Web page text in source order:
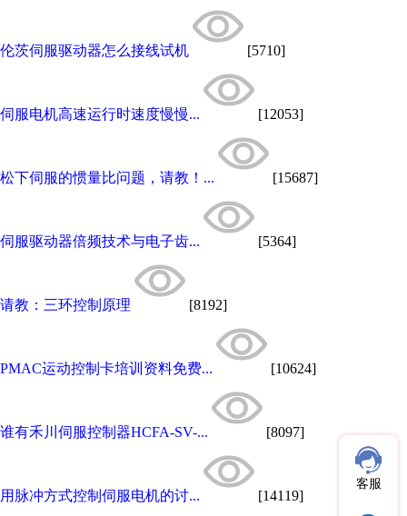
伦茨伺服驱动器怎么接线试机 [5710]
伺服电机高速运行时速度慢慢... [12053]
松下伺服的惯量比问题，请教！... [15687]
伺服驱动器倍频技术与电子齿... [5364]
请教：三环控制原理 [8192]
PMAC运动控制卡培训资料免费... [10624]
谁有禾川伺服控制器HCFA-SV-... [8097]
用脉冲方式控制伺服电机的讨... [14119]
客服